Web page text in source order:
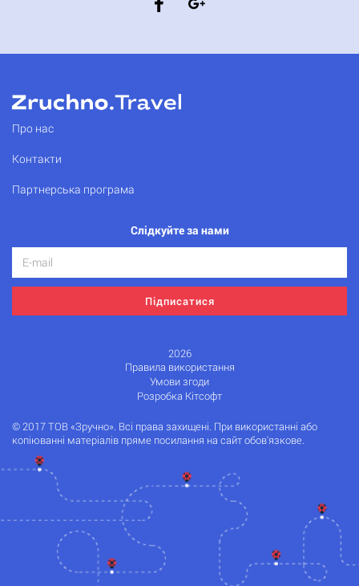
Про нас
Контакти
Партнерська програма
Слідкуйте за нами
Підписатися
2026
Правила використання
Умови згоди
Розробка Кітсофт
© 2017 ТОВ «Зручно». Всі права захищені. При використанні або
копіюванні матеріалів пряме посилання на сайт обов'язкове.